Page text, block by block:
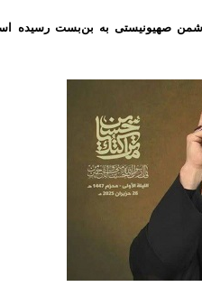
دشمن صهیونیستی به بن‌بست رسیده